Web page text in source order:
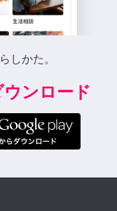
しかた。
ンロード